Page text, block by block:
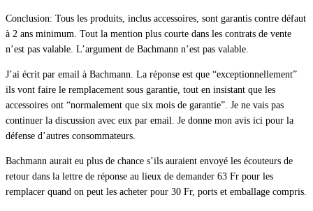
Conclusion: Tous les produits, inclus accessoires, sont garantis contre défaut
à 2 ans minimum. Tout la mention plus courte dans les contrats de vente
n’est pas valable. L’argument de Bachmann n’est pas valable.
J’ai écrit par email à Bachmann. La réponse est que “exceptionnellement”
ils vont faire le remplacement sous garantie, tout en insistant que les
accessoires ont “normalement que six mois de garantie”. Je ne vais pas
continuer la discussion avec eux par email. Je donne mon avis ici pour la
défense d’autres consommateurs.
Bachmann aurait eu plus de chance s’ils auraient envoyé les écouteurs de
retour dans la lettre de réponse au lieux de demander 63 Fr pour les
remplacer quand on peut les acheter pour 30 Fr, ports et emballage compris.